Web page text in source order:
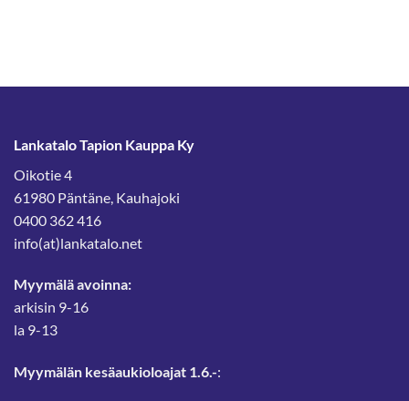
Lankatalo Tapion Kauppa Ky
Oikotie 4
61980 Päntäne, Kauhajoki
0400 362 416
info(at)lankatalo.net
Myymälä avoinna:
arkisin 9-16
la 9-13
Myymälän kesäaukioloajat 1.6.-: